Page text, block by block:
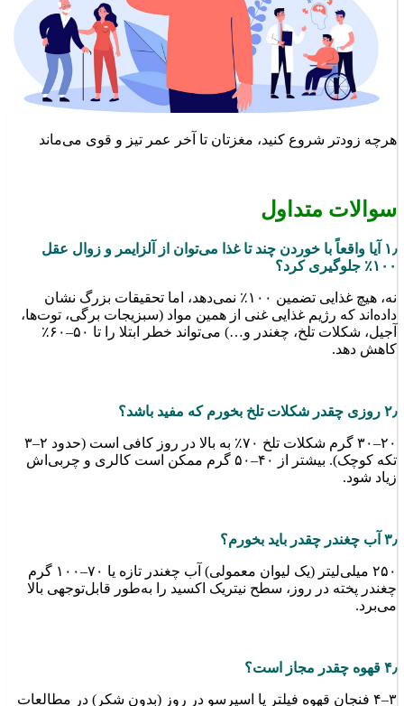
هرچه زودتر شروع کنید، مغزتان تا آخر عمر تیز و قوی می‌ماند
سوالات متداول
۱٫ آیا واقعاً با خوردن چند تا غذا می‌توان از آلزایمر و زوال عقل
۱۰۰٪ جلوگیری کرد؟
نه، هیچ غذایی تضمین ۱۰۰٪ نمی‌دهد، اما تحقیقات بزرگ نشان
داده‌اند که رژیم غذایی غنی از همین مواد (سبزیجات برگی، توت‌ها،
آجیل، شکلات تلخ، چغندر و…) می‌تواند خطر ابتلا را تا ۵۰–۶۰٪
کاهش دهد.
۲٫ روزی چقدر شکلات تلخ بخورم که مفید باشد؟
۲۰–۳۰ گرم شکلات تلخ ۷۰٪ به بالا در روز کافی است (حدود ۲–۳
تکه کوچک). بیشتر از ۴۰–۵۰ گرم ممکن است کالری و چربی‌اش
زیاد شود.
۳٫ آب چغندر چقدر باید بخورم؟
۲۵۰ میلی‌لیتر (یک لیوان معمولی) آب چغندر تازه یا ۷۰–۱۰۰ گرم
چغندر پخته در روز، سطح نیتریک اکسید را به‌طور قابل‌توجهی بالا
می‌برد.
۴٫ قهوه چقدر مجاز است؟
۳–۴ فنجان قهوه فیلتر یا اسپرسو در روز (بدون شکر) در مطالعات